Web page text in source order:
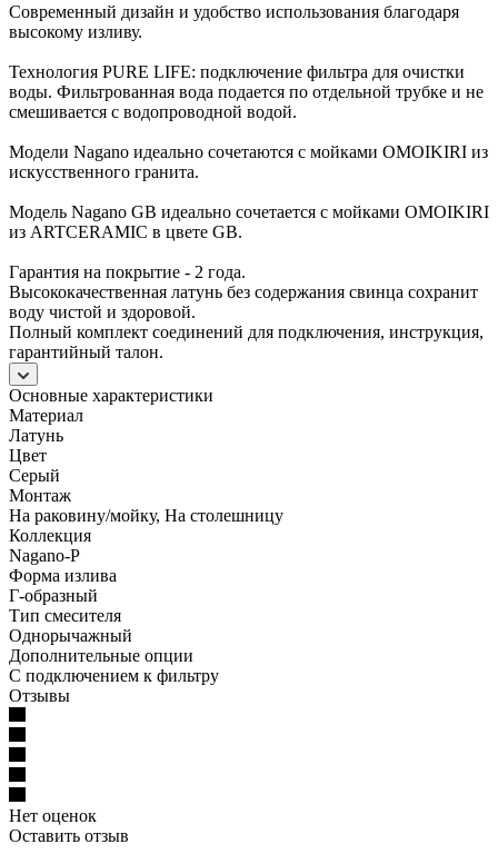
Современный дизайн и удобство использования благодаря
высокому изливу.
Технология PURE LIFE: подключение фильтра для очистки
воды. Фильтрованная вода подается по отдельной трубке и не
смешивается с водопроводной водой.
Модели Nagano идеально сочетаются с мойками OMOIKIRI из
искусственного гранита.
Модель Nagano GB идеально сочетается с мойками OMOIKIRI
из ARTCERAMIC в цвете GB.
Гарантия на покрытие - 2 года.
Высококачественная латунь без содержания свинца сохранит
воду чистой и здоровой.
Полный комплект соединений для подключения, инструкция,
гарантийный талон.
Основные характеристики
Материал
Латунь
Цвет
Серый
Монтаж
На раковину/мойку, На столешницу
Коллекция
Nagano-P
Форма излива
Г-образный
Тип смесителя
Однорычажный
Дополнительные опции
С подключением к фильтру
Отзывы
Нет оценок
Оставить отзыв